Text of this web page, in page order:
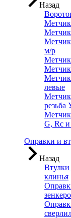
Назад
м/р
левые
резьба
G, Rc
Оправки и
Назад
клинья